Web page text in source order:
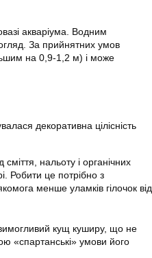
акваріума. Водним
За прийнятних умов
на 0,9-1,2 м) і може
декоративна цілісність
нальоту і органічних
Робити це потрібно з
менше уламків гілочок від
кущ куширу, що не
«спартанські» умови його